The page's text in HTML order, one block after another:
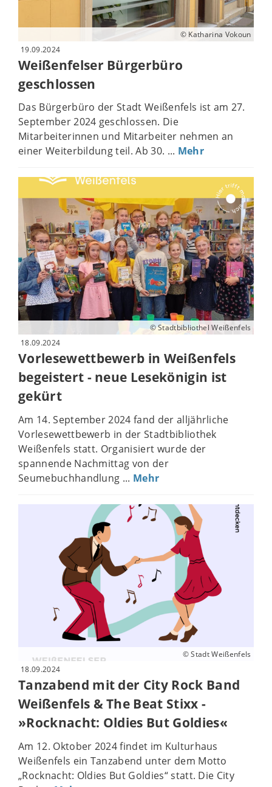
© Katharina Vokoun
19.09.2024
Weißenfelser Bürgerbüro
geschlossen
Das Bürgerbüro der Stadt Weißenfels ist am 27.
September 2024 geschlossen. Die
Mitarbeiterinnen und Mitarbeiter nehmen an
einer Weiterbildung teil. Ab 30. ... Mehr
© Stadtbibliothel Weißenfels
18.09.2024
Vorlesewettbewerb in Weißenfels
begeistert - neue Lesekönigin ist
gekürt
Am 14. September 2024 fand der alljährliche
Vorlesewettbewerb in der Stadtbibliothek
Weißenfels statt. Organisiert wurde der
spannende Nachmittag von der
Seumebuchhandlung ... Mehr
© Stadt Weißenfels
18.09.2024
Tanzabend mit der City Rock Band
Weißenfels & The Beat Stixx -
»Rocknacht: Oldies But Goldies«
Am 12. Oktober 2024 findet im Kulturhaus
Weißenfels ein Tanzabend unter dem Motto
„Rocknacht: Oldies But Goldies“ statt. Die City